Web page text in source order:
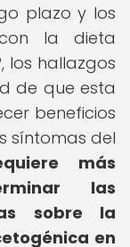
plazo y los
la dieta
los hallazgos
de que esta
beneficios
síntomas del
más
las
sobre la
en